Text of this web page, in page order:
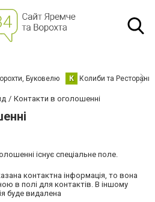
Буковелю К Колиби та Ресторани
Контакти в оголошенні
існує спеціальне поле.
контактна інформація, то вона
в полі для контактів. В іншому
буде видалена